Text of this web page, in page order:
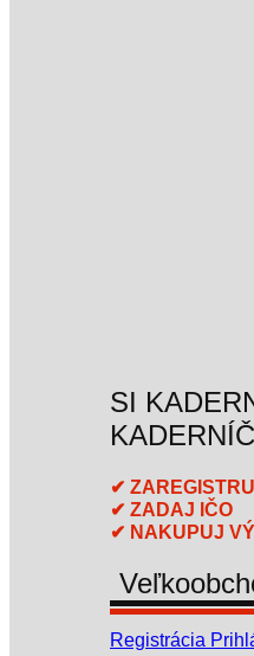
SI
✔
✔ ZADAJ IČO
✔ NAKUPUJ
Registrácia